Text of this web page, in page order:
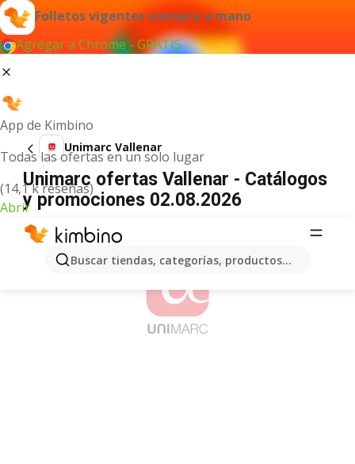
Folletos vigentes siempre a mano
Agregar a Chrome - GRATIS
App de Kimbino
Todas las ofertas en un solo lugar
(14,1 k reseñas)
Abrir
Buscar tiendas, categorías, productos...
Unimarc Vallenar
Unimarc ofertas Vallenar - Catálogos
y promociones 02.08.2026